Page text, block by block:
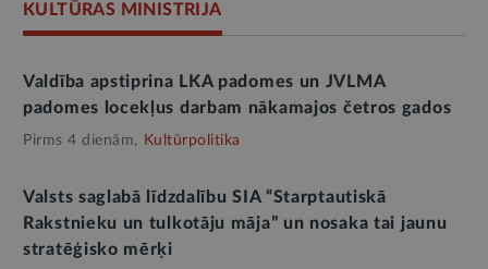
KULTŪRAS MINISTRIJA
Valdība apstiprina LKA padomes un JVLMA
padomes locekļus darbam nākamajos četros gados
Pirms 4 dienām, Kultūrpolitika
Valsts saglabā līdzdalību SIA “Starptautiskā
Rakstnieku un tulkotāju māja” un nosaka tai jaunu
stratēģisko mērķi